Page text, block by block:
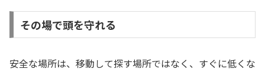
その場で頭を守れる
安全な場所は、移動して探す場所ではなく、すぐに低くな